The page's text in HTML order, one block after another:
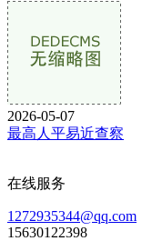
2026-05-07
最高人平易近查察
在线服务
1272935344@qq.com
15630122398